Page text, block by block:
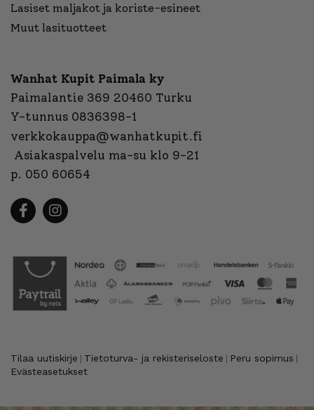
Lasiset maljakot ja koriste-esineet
Muut lasituotteet
Wanhat Kupit Paimala ky
Paimalantie 369 20460 Turku
Y-tunnus 0836398-1
verkkokauppa@wanhatkupit.fi
Asiakaspalvelu ma-su klo 9-21
p. 050 60654
Tilaa uutiskirje Tietoturva- ja rekisteriseloste Peru sopimus
Evästeasetukset